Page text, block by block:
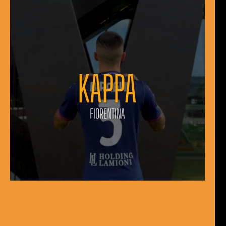
KAPPA
FIORENTINA